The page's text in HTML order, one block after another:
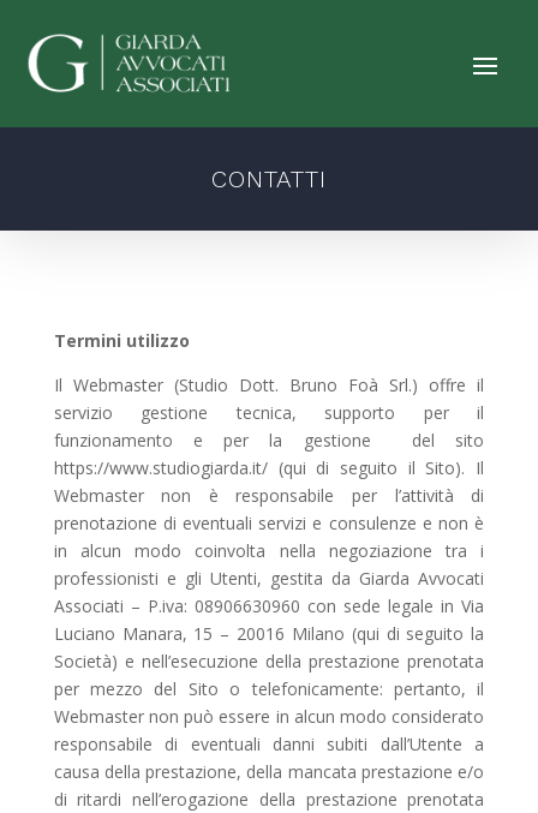
CONTATTI
Termini utilizzo
Il Webmaster (Studio Dott. Bruno Foà Srl.) offre il
servizio gestione tecnica, supporto per il
funzionamento e per la gestione del sito
https://www.studiogiarda.it/ (qui di seguito il Sito). Il
Webmaster non è responsabile per l’attività di
prenotazione di eventuali servizi e consulenze e non è
in alcun modo coinvolta nella negoziazione tra i
professionisti e gli Utenti, gestita da Giarda Avvocati
Associati – P.iva: 08906630960 con sede legale in Via
Luciano Manara, 15 – 20016 Milano (qui di seguito la
Società) e nell’esecuzione della prestazione prenotata
per mezzo del Sito o telefonicamente: pertanto, il
Webmaster non può essere in alcun modo considerato
responsabile di eventuali danni subiti dall’Utente a
causa della prestazione, della mancata prestazione e/o
di ritardi nell’erogazione della prestazione prenotata